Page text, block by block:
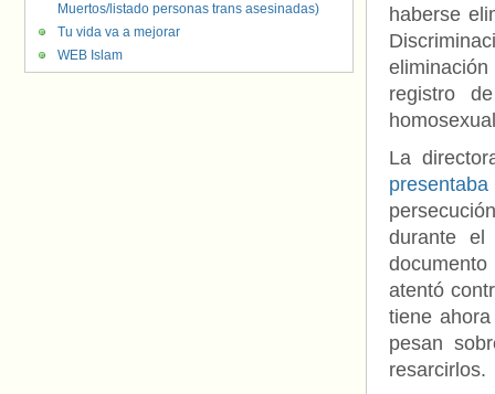
haberse
registro
La
durante
atentó
tiene
pesan
resarcirlos.
Muertos/listado personas trans asesinadas)
Tu vida va a mejorar
WEB Islam